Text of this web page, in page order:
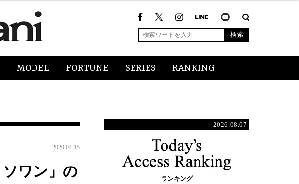
検索
MODEL FORTUNE SERIES RANKING
2020.04.15
ワン」の
2026.08.07
ランキング